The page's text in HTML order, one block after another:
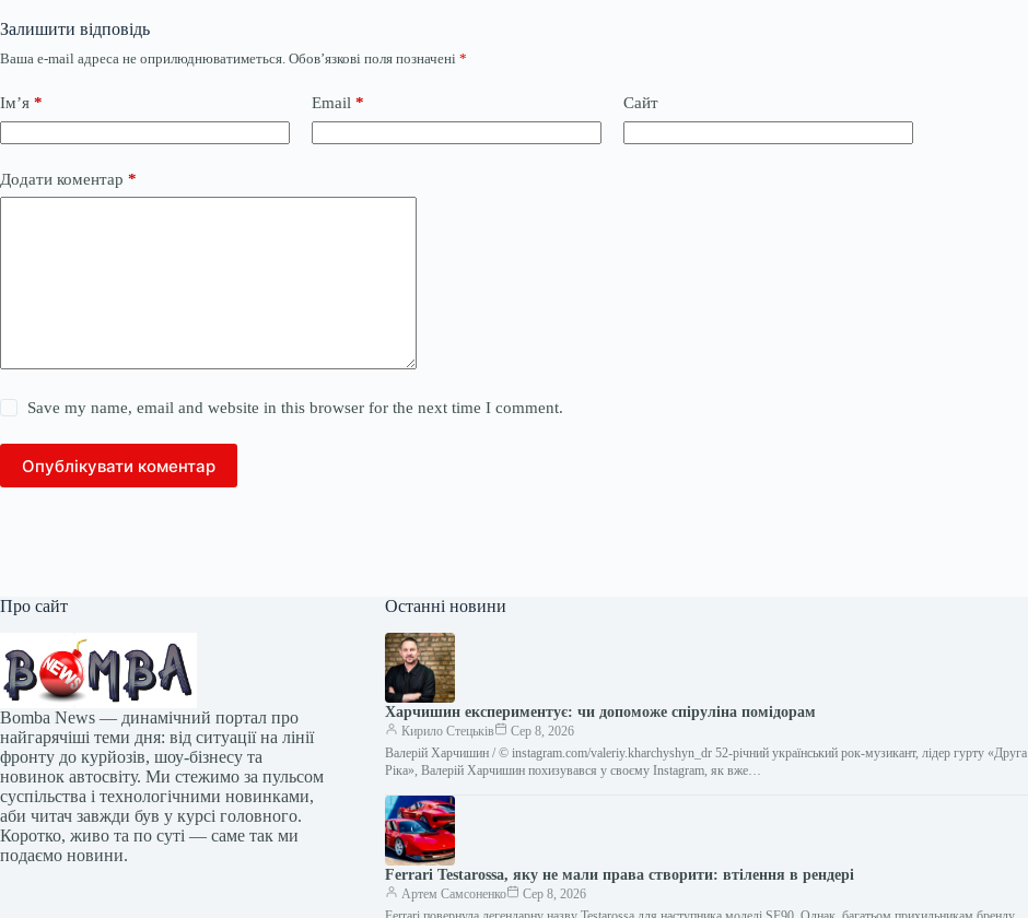
Залишити відповідь
Ваша e-mail адреса не оприлюднюватиметься. Обов’язкові поля позначені *
Ім’я * Email * Сайт
Додати коментар *
Save my name, email and website in this browser for the next time I comment.
Опублікувати коментар
Про сайт
Bomba News — динамічний портал про
найгарячіші теми дня: від ситуації на лінії
фронту до курйозів, шоу-бізнесу та
новинок автосвіту. Ми стежимо за пульсом
суспільства і технологічними новинками,
аби читач завжди був у курсі головного.
Коротко, живо та по суті — саме так ми
подаємо новини.
Останні новини
Харчишин експериментує: чи допоможе спіруліна помідорам
Кирило Стецьків
Сер 8, 2026
Валерій Харчишин / © instagram.com/valeriy.kharchyshyn_dr 52-річний український рок-музикант, лідер гурту «Друга
Ріка», Валерій Харчишин похизувався у своєму Instagram, як вже…
Ferrari Testarossa, яку не мали права створити: втілення в рендері
Артем Самсоненко
Сер 8, 2026